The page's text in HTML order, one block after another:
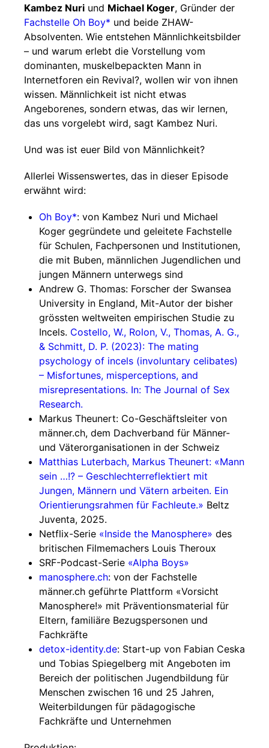
Kambez Nuri und Michael Koger, Gründer der
Fachstelle Oh Boy* und beide ZHAW-
Absolventen. Wie entstehen Männlichkeitsbilder
– und warum erlebt die Vorstellung vom
dominanten, muskelbepackten Mann in
Internetforen ein Revival?, wollen wir von ihnen
wissen. Männlichkeit ist nicht etwas
Angeborenes, sondern etwas, das wir lernen,
das uns vorgelebt wird, sagt Kambez Nuri.
Und was ist euer Bild von Männlichkeit?
Allerlei Wissenswertes, das in dieser Episode
erwähnt wird:
Oh Boy*: von Kambez Nuri und Michael
Koger gegründete und geleitete Fachstelle
für Schulen, Fachpersonen und Institutionen,
die mit Buben, männlichen Jugendlichen und
jungen Männern unterwegs sind
Andrew G. Thomas: Forscher der Swansea
University in England, Mit-Autor der bisher
grössten weltweiten empirischen Studie zu
Incels. Costello, W., Rolon, V., Thomas, A. G.,
& Schmitt, D. P. (2023): The mating
psychology of incels (involuntary celibates)
– Misfortunes, misperceptions, and
misrepresentations. In: The Journal of Sex
Research.
Markus Theunert: Co-Geschäftsleiter von
männer.ch, dem Dachverband für Männer-
und Väterorganisationen in der Schweiz
Matthias Luterbach, Markus Theunert: «Mann
sein …!? – Geschlechterreflektiert mit
Jungen, Männern und Vätern arbeiten. Ein
Orientierungsrahmen für Fachleute.» Beltz
Juventa, 2025.
Netflix-Serie «Inside the Manosphere» des
britischen Filmemachers Louis Theroux
SRF-Podcast-Serie «Alpha Boys»
manosphere.ch: von der Fachstelle
männer.ch geführte Plattform «Vorsicht
Manosphere!» mit Präventionsmaterial für
Eltern, familiäre Bezugspersonen und
Fachkräfte
detox-identity.de: Start-up von Fabian Ceska
und Tobias Spiegelberg mit Angeboten im
Bereich der politischen Jugendbildung für
Menschen zwischen 16 und 25 Jahren,
Weiterbildungen für pädagogische
Fachkräfte und Unternehmen